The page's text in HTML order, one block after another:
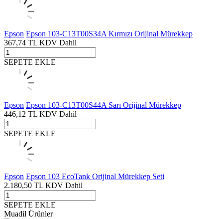
Epson Epson 103-C13T00S34A Kırmızı Orijinal Mürekkep
367,74 TL KDV Dahil
SEPETE EKLE
Epson Epson 103-C13T00S44A Sarı Orijinal Mürekkep
446,12 TL KDV Dahil
SEPETE EKLE
Epson Epson 103 EcoTank Orijinal Mürekkep Seti
2.180,50 TL KDV Dahil
SEPETE EKLE
Muadil Ürünler